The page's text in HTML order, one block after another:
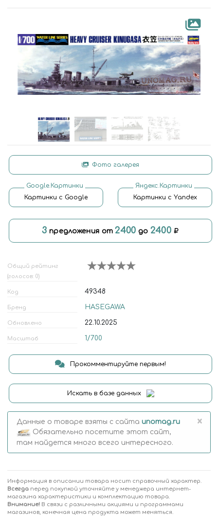
Фото галерея
Google.Картинки
Картинки с Google
Яндекс.Картинки
Картинки с Yandex
3 предложения от 2400 до 2400
Общий рейтинг
(голосов: 0)
Код 49348
Бренд HASEGAWA
Обновлено 22.10.2025
Масштаб 1/700
Прокомментируйте первым!
Искать в базе данных
Данные о товаре взяты с сайта unomag.ru
Обязательно посетите этот сайт,
там найдется много всего интересного.
×
Информация в описании товара носит справочный характер.
Всегда перед покупкой уточняйте у менеджера интернет-
магазина характеристики и комплектацию товара.
Внимание! В связи с различными акциями и программами
магазинов, конечная цена продукта может меняться.